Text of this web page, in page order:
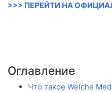
>>> ПЕРЕЙТИ НА
Оглавление
Что такое Welche